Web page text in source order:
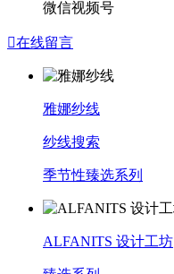
微信视频号
在线留言
雅娜纱线
纱线搜索
季节性臻选系列
ALFANITS 设计工坊